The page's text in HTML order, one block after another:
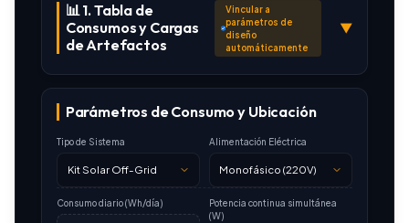
📊 1. Tabla de
Consumos y Cargas
de Artefactos
Vincular a
parámetros de
diseño
automáticamente
▼
Parámetros de Consumo y Ubicación
Tipo de Sistema Alimentación Eléctrica
Consumo diario (Wh/día)
Potencia continua simultánea
(W)